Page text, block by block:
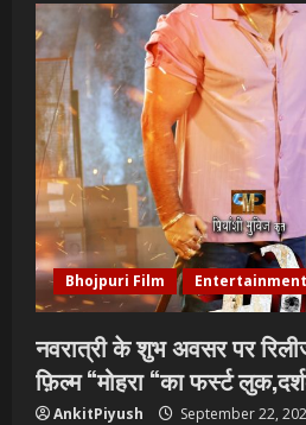
सिंह
का
बॉलीवुड
में
महाधमाका,
‘सिर्फ
आपके’
की
शूटिंग
लखनऊ
और
भोपाल
में
हुई
पूरी”
Bhojpuri Film Entertainment
नवरात्री के शुभ अवसर पर
फ़िल्म “मोहरा “का फर्स्ट
AnkitPiyush September 22,